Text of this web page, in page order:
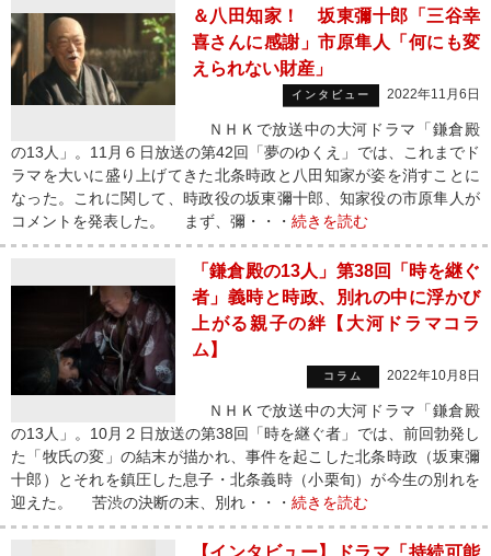
＆八田知家！ 坂東彌十郎「三谷幸
喜さんに感謝」市原隼人「何にも変
えられない財産」
インタビュー 2022年11月6日
ＮＨＫで放送中の大河ドラマ「鎌倉殿
の13人」。11月６日放送の第42回「夢のゆくえ」では、これまでド
ラマを大いに盛り上げてきた北条時政と八田知家が姿を消すことに
なった。これに関して、時政役の坂東彌十郎、知家役の市原隼人が
コメントを発表した。 まず、彌・・・ 続きを読む
「鎌倉殿の13人」第38回「時を継ぐ
者」義時と時政、別れの中に浮かび
上がる親子の絆【大河ドラマコラ
ム】
コラム 2022年10月8日
ＮＨＫで放送中の大河ドラマ「鎌倉殿
の13人」。10月２日放送の第38回「時を継ぐ者」では、前回勃発し
た「牧氏の変」の結末が描かれ、事件を起こした北条時政（坂東彌
十郎）とそれを鎮圧した息子・北条義時（小栗旬）が今生の別れを
迎えた。 苦渋の決断の末、別れ・・・ 続きを読む
【インタビュー】ドラマ「持続可能